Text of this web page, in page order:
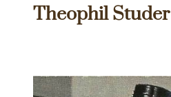
Theophil Studer